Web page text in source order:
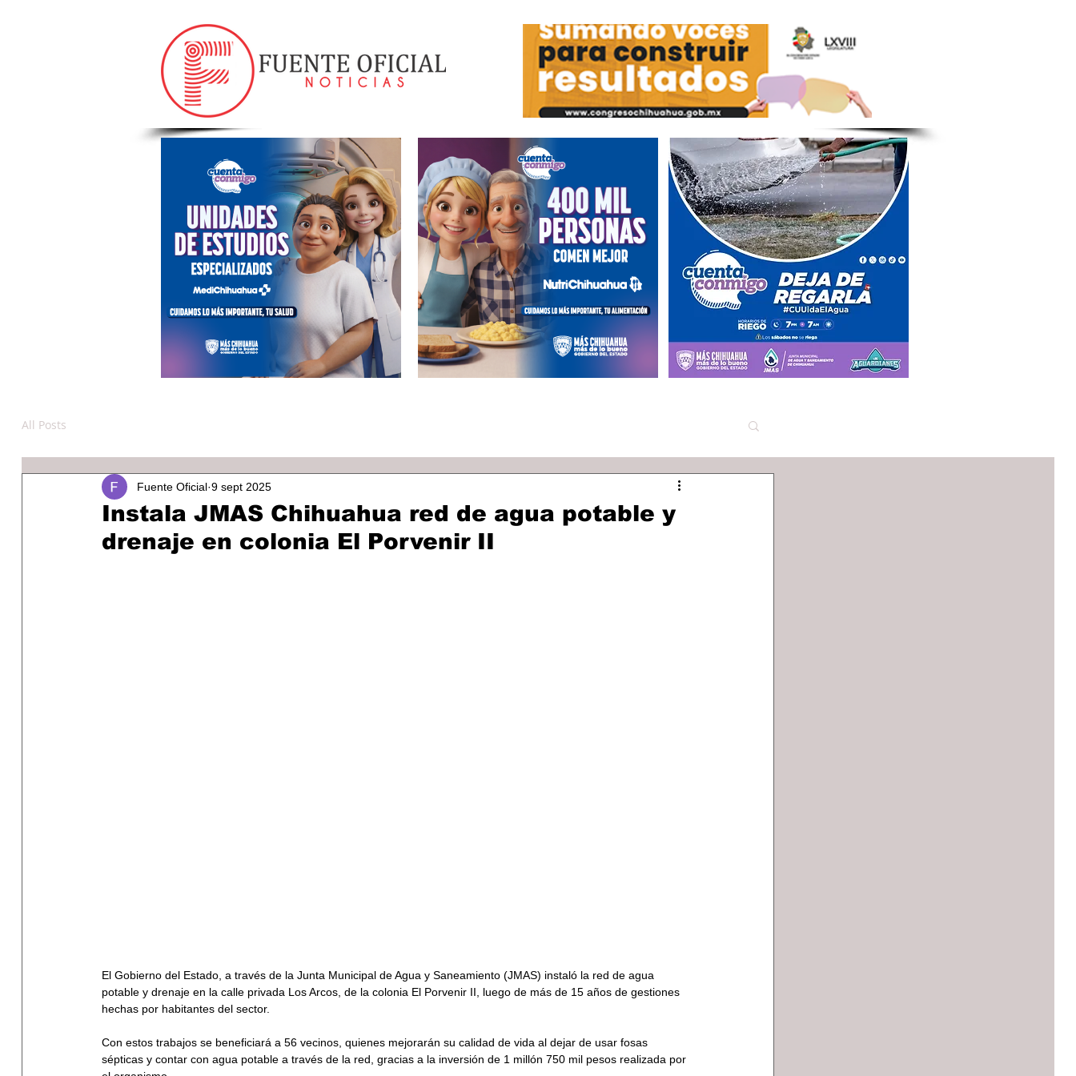
All Posts
Instala JMAS Chihuahua red de agua potable y
drenaje en colonia El Porvenir II
Fuente Oficial 9 sept 2025
El Gobierno del Estado, a través de la Junta Municipal de Agua y Saneamiento (JMAS) instaló la red de agua
potable y drenaje en la calle privada Los Arcos, de la colonia El Porvenir II, luego de más de 15 años de gestiones
hechas por habitantes del sector.
Con estos trabajos se beneficiará a 56 vecinos, quienes mejorarán su calidad de vida al dejar de usar fosas
sépticas y contar con agua potable a través de la red, gracias a la inversión de 1 millón 750 mil pesos realizada por